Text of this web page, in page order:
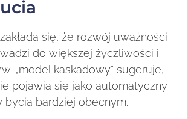
się, że rozwój uważności
do większej życzliwości i
„model kaskadowy” sugeruje,
pojawia się jako automatyczny
bycia bardziej obecnym.